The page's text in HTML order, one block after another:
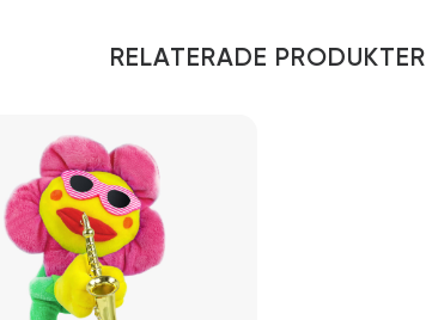
RELATERADE PRODUKTER